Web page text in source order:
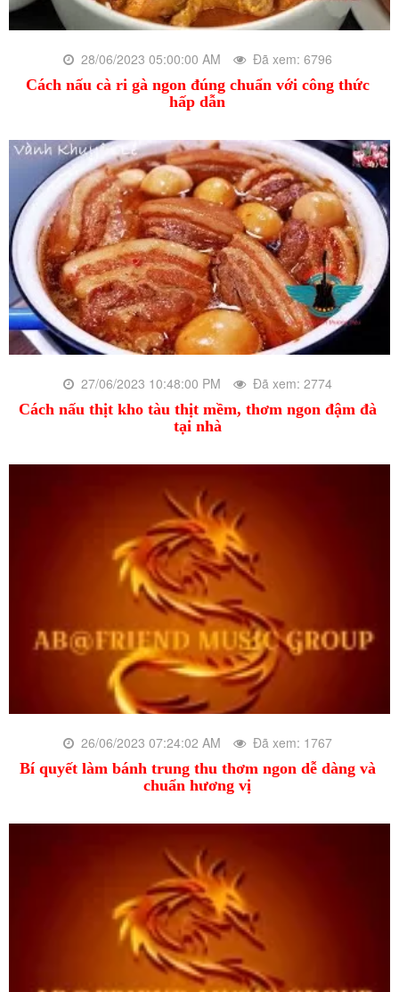
28/06/2023 05:00:00 AM Đã xem: 6796
Cách nấu cà ri gà ngon đúng chuẩn với công thức
hấp dẫn
27/06/2023 10:48:00 PM Đã xem: 2774
Cách nấu thịt kho tàu thịt mềm, thơm ngon đậm đà
tại nhà
26/06/2023 07:24:02 AM Đã xem: 1767
Bí quyết làm bánh trung thu thơm ngon dễ dàng và
chuẩn hương vị